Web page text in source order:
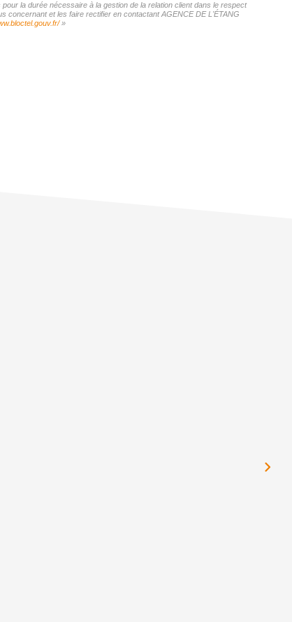
la durée nécessaire à la gestion de la relation client dans le respect
concernant et les faire rectifier en contactant AGENCE DE L'ÉTANG
»